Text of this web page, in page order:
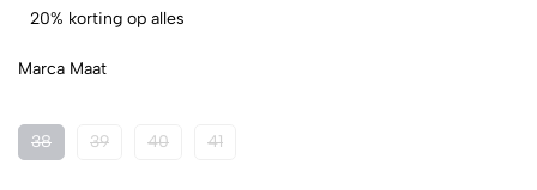
20% korting op alles
Marca Maat
38 39 40 41